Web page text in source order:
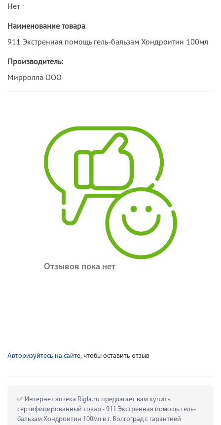
Нет
Наименование товара
911 Экстренная помощь гель-бальзам Хондроитин 100мл
Производитель:
Мирролла ООО
Отзывов пока нет
Авторизуйтесь на сайте, чтобы оставить отзыв
Интернет аптека Rigla.ru предлагает вам купить
сертифицированный товар - 911 Экстренная помощь гель-
бальзам Хондроитин 100мл в г. Волгоград с гарантией